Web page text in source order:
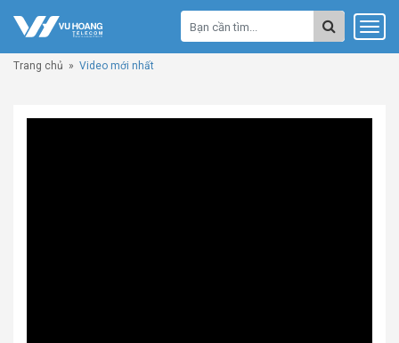
Trang chủ » Video mới nhất